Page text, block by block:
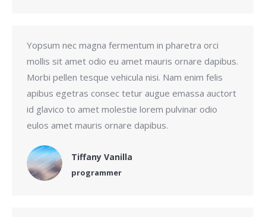
Yopsum nec magna fermentum in pharetra orci
mollis sit amet odio eu amet mauris ornare dapibus.
Morbi pellen tesque vehicula nisi. Nam enim felis
apibus egetras consec tetur augue emassa auctort
id glavico to amet molestie lorem pulvinar odio
eulos amet mauris ornare dapibus.
Tiffany Vanilla
programmer